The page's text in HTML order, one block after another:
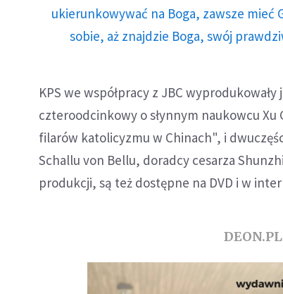
ukierunkowywać na Boga, zawsze
sobie, aż znajdzie Boga, swój
KPS we współpracy z JBC
czteroodcinkowy o słynnym naukowcu
filarów katolicyzmu w Chinach", i
Schallu von Bellu, doradcy cesarza
produkcji, są też dostępne na DVD i w